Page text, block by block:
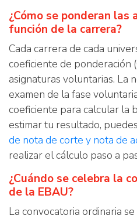
¿Cómo se ponderan las
función de la carrera?
Cada carrera de cada
coeficiente de ponderación
asignaturas voluntarias. La
examen de la fase
coeficiente para calcular la
estimar tu resultado,
de nota de corte y nota de
realizar el cálculo paso a
¿Cuándo se celebra la
de la EBAU?
La convocatoria ordinaria